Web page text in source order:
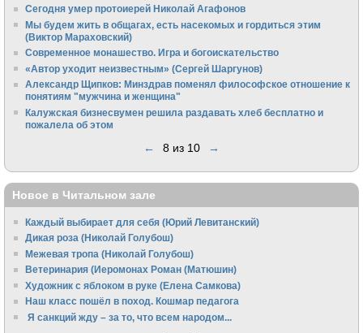
Сегодня умер протоиерей Николай Агафонов
Мы будем жить в общагах, есть насекомых и гордиться этим
(Виктор Мараховский)
Cовременное монашество. Игра и богоискательство
«Автор уходит неизвестным» (Сергей Шаргунов)
Александр Щипков: Минздрав поменял философское отношение к
понятиям "мужчина и женщина"
Калужская бизнесвумен решила раздавать хлеб бесплатно и
пожалела об этом
← 8 из 10 →
Новое в Читальном зале
Каждый выбирает для себя (Юрий Левитанский)
Дикая роза (Николай Голубош)
Межевая тропа (Николай Голубош)
Ветеринария (Иеромонах Роман (Матюшин)
Художник с яблоком в руке (Елена Самкова)
Наш класс пошёл в поход. Кошмар педагога
Я санкций жду – за то, что всем народом...